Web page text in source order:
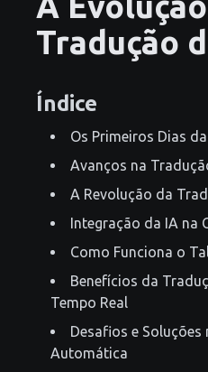
Tradução
Índice
Os Primeiros Dias
Avanços na
A Revolução da
Integração da IA na
Como Funciona o
Benefícios da
Tempo Real
Desafios e Soluções
Automática